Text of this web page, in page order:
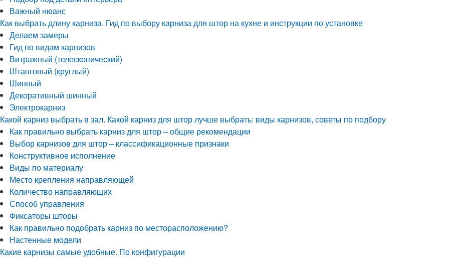
Важный нюанс
Как выбрать длину карниза. Гид по выбору карниза для штор на кухне и инструкции по установке
Делаем замеры
Гид по видам карнизов
Витражный (телескопический)
Штанговый (круглый)
Шинный
Декоративный шинный
Электрокарниз
Какой карниз выбрать в зал. Какой карниз для штор лучше выбрать: виды карнизов, советы по подбору
Как правильно выбрать карниз для штор – общие рекомендации
Выбор карнизов для штор – классификационные признаки
Конструктивное исполнение
Виды по материалу
Место крепления направляющей
Количество направляющих
Способ управления
Фиксаторы шторы
Как правильно подобрать карниз по месторасположению?
Настенные модели
Какие карнизы самые удобные. По конфигурации